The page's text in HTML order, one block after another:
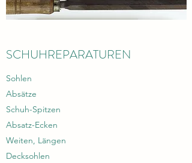
SCHUHREPARATUREN
Sohlen
Absätze
Schuh-Spitzen
Absatz-Ecken
Weiten, Längen
Decksohlen